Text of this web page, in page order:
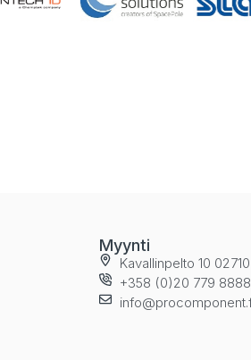
Myynti
Kavallinpelto 10
+358 (0)20 779 8888